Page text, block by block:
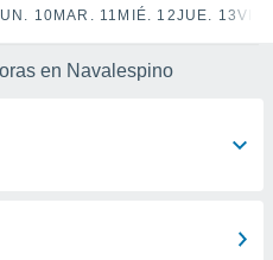
10 MAR. 11 MIÉ. 12JUE. 13VIE.
en Navalespino